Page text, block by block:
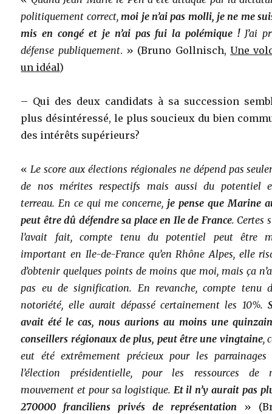
politiquement correct,moi je n’ai pas molli, je ne me
mis en congé et je n’ai pas fui la polémique !J’ai
défense publiquement. » (Bruno Gollnisch,Une
un idéal)
– Qui des deux candidats à sa succession
plus désintéressé, le plus soucieux du bien
des intérêts supérieurs?
«Le score aux élections régionales ne dépend pas
de nos mérites respectifs mais aussi du potentiel
terreau. En ce qui me concerne, je pense que Marine
peut être dû défendre sa place en Ile de France. Certes
l’avait fait, compte tenu du potentiel peut être
important en Ile-de-France qu’en Rhône Alpes, elle
d’obtenir quelques points de moins que moi, mais ça
pas eu de signification. En revanche, compte tenu
notoriété, elle aurait dépassé certainement les 10%.
avait été le cas, nous aurions au moins une
conseillers régionaux de plus, peut être une vingtaine,
eut été extrêmement précieux pour les parrainages
l’élection présidentielle, pour les ressources de
mouvement et pour sa logistique. Et il n’y aurait pas
270000 franciliens privés de représentation »